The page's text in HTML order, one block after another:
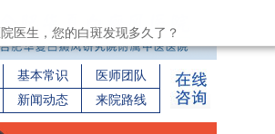
基本常识
医师团队
新闻动态 来院路线
医生，您的白斑发现多久了？